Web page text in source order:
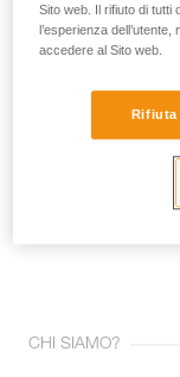
E-mail *
Unisciti alla
CHI SIAMO?
Sito web. Il rifiuto di tutti
l’esperienza
accedere al Sito web.